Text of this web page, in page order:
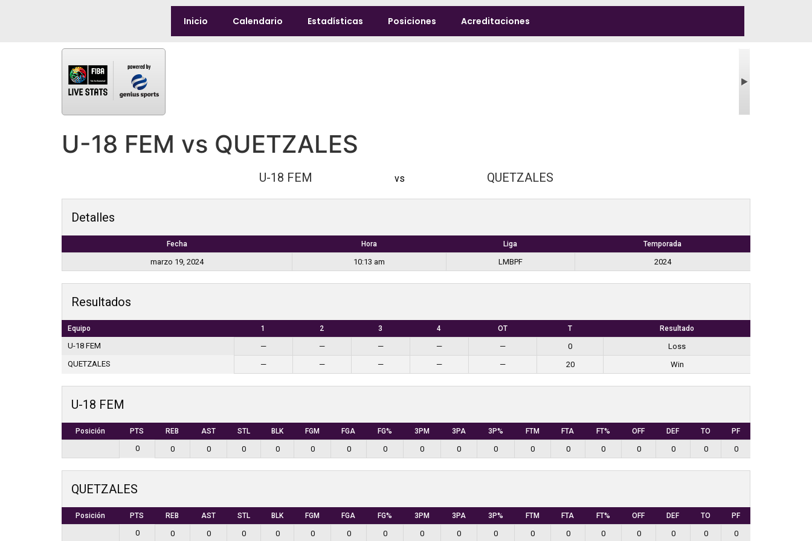
Inicio Calendario Estadísticas Posiciones Acreditaciones
U-18 FEM vs QUETZALES
U-18 FEM vs QUETZALES
Detalles
Fecha Hora Liga Temporada
marzo 19, 2024 10:13 am LMBPF 2024
Resultados
Equipo 1 2 3 4 OT T Resultado
U-18 FEM — — — — — 0
Loss
QUETZALES
— — — — — 20 Win
U-18 FEM
Posición PTS REB AST STL BLK FGM FGA FG% 3PM 3PA 3P% FTM FTA FT% OFF DEF TO PF
0 0 0 0 0 0 0 0 0 0 0 0 0 0 0 0 0 0
QUETZALES
Posición PTS REB AST STL BLK FGM FGA FG% 3PM 3PA 3P% FTM FTA FT% OFF DEF TO PF
0 0 0 0 0 0 0 0 0 0 0 0 0 0 0 0 0 0